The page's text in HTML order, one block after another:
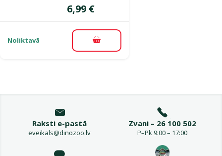
Cena
6,99 €
Noliktavā Pievienot grozam
Raksti e-pastā
eveikals@dinozoo.lv
Zvani – 26 100 502
P–Pk 9:00 – 17:00